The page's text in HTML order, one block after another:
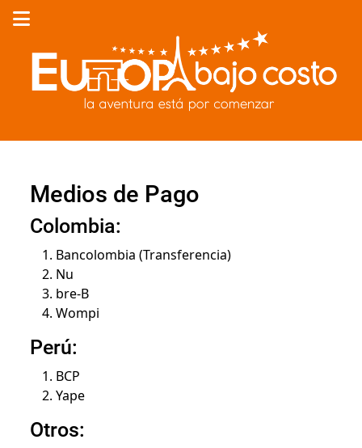
Medios de Pago
Colombia:
Bancolombia (Transferencia)
Nu
bre-B
Wompi
Perú:
BCP
Yape
Otros: